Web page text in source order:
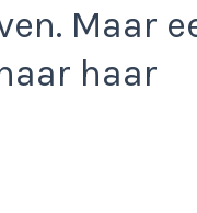
Maar
haar